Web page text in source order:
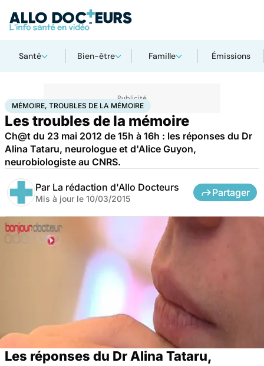
Santé Bien-être Famille Émissions
AccueilSantéMaladiesMémoire, troubles de la mémoire
MÉMOIRE, TROUBLES DE LA MÉMOIRE
Les troubles de la mémoire
Ch@t du 23 mai 2012 de 15h à 16h : les réponses du Dr
Alina Tataru, neurologue et d'Alice Guyon,
neurobiologiste au CNRS.
Par La rédaction d'Allo Docteurs
Mis à jour le 10/03/2015
Partager
Les réponses du Dr Alina Tataru,